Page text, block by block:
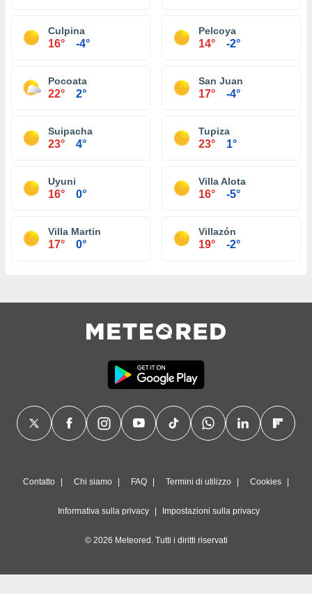
Culpina
16° -4°
Pelcoya
14° -2°
Pocoata
22° 2°
San Juan
17° -4°
Suipacha
23° 4°
Tupiza
23° 1°
Uyuni
16° 0°
Villa Alota
16° -5°
Villa Martin
17° 0°
Villazón
19° -2°
Contatto Chi siamo FAQ Termini di utilizzo Cookies
Informativa sulla privacy Impostazioni sulla privacy
© 2026 Meteored. Tutti i diritti riservati